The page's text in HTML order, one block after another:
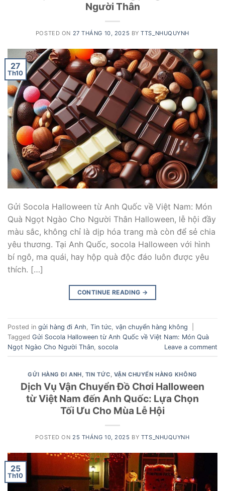
Người Thân
POSTED ON 27 THÁNG 10, 2025 BYTTS_NHUQUYNH
27
Th10
Gửi Socola Halloween từ Anh Quốc về Việt Nam: Món
Quà Ngọt Ngào Cho Người Thân Halloween, lễ hội đầy
màu sắc, không chỉ là dịp hóa trang mà còn để sẻ chia
yêu thương. Tại Anh Quốc, socola Halloween với hình
bí ngô, ma quái, hay hộp quà độc đáo luôn được yêu
thích. […]
CONTINUE READING →
Posted in gửi hàng đi Anh Tin tức vận chuyển hàng không
Tagged Gửi Socola Halloween từ Anh Quốc về Việt Nam: Món Quà
Ngọt Ngào Cho Người Thân socola Leave a comment
GỬI HÀNG ĐI ANH, TIN TỨC, VẬN CHUYỂN HÀNG KHÔNG
Dịch Vụ Vận Chuyển Đồ Chơi Halloween
từ Việt Nam đến Anh Quốc: Lựa Chọn
Tối Ưu Cho Mùa Lễ Hội
POSTED ON25 THÁNG 10, 2025 BY TTS_NHUQUYNH
25
Th10